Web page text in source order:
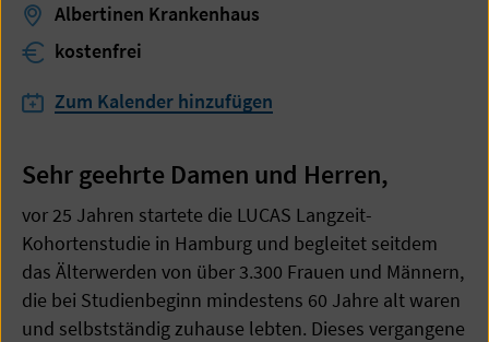
Albertinen Krankenhaus
kostenfrei
Zum Kalender hinzufügen
Sehr geehrte Damen und Herren,
vor 25 Jahren startete die LUCAS Langzeit-
Kohortenstudie in Hamburg und begleitet seitdem
das Älterwerden von über 3.300 Frauen und Männern,
die bei Studienbeginn mindestens 60 Jahre alt waren
und selbstständig zuhause lebten. Dieses vergangene